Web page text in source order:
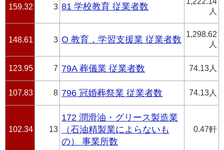
159.32 3 81 学校教育 従業者数
人
148.61 3 O 教育，学習支援業 従業者数
1,298.62
人
123.95 7 79A 葬儀業 従業者数 74.13人
107.83 8 796 冠婚葬祭業 従業者数 74.13人
102.34 13
172 潤滑油・グリース製造業
（石油精製業によらないも
の） 事業所数
0.47軒